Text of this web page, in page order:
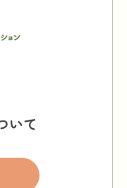
いて